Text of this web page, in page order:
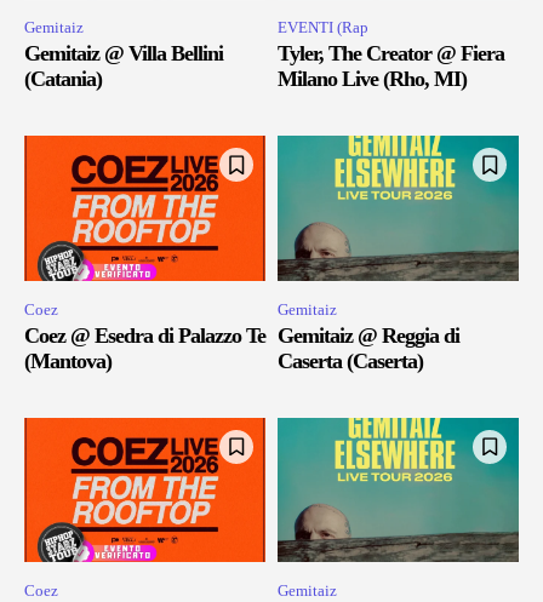
Gemitaiz
Gemitaiz @ Villa Bellini
(Catania)
EVENTI (Rap
Tyler, The Creator @ Fiera
Milano Live (Rho, MI)
Coez
Coez @ Esedra di Palazzo Te
(Mantova)
Gemitaiz
Gemitaiz @ Reggia di
Caserta (Caserta)
Coez Gemitaiz